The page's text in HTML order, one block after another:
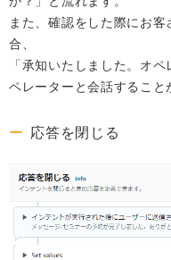
また、確認をした際にお
合、
「承知いたしました。オ
ペレーターと会話すること
応答を閉じる